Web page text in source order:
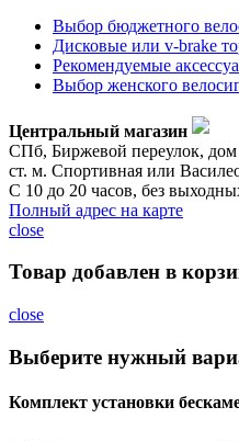
Выбор бюджетного
Дисковые или v-brake
Рекомендуемые
Выбор женского
Центральный магазин
СПб, Биржевой переулок, дом
ст. м. Спортивная или
С 10 до 20 часов, без
Полный адрес на карте
close
Товар добавлен в
close
Выберите нужный
Комплект установки